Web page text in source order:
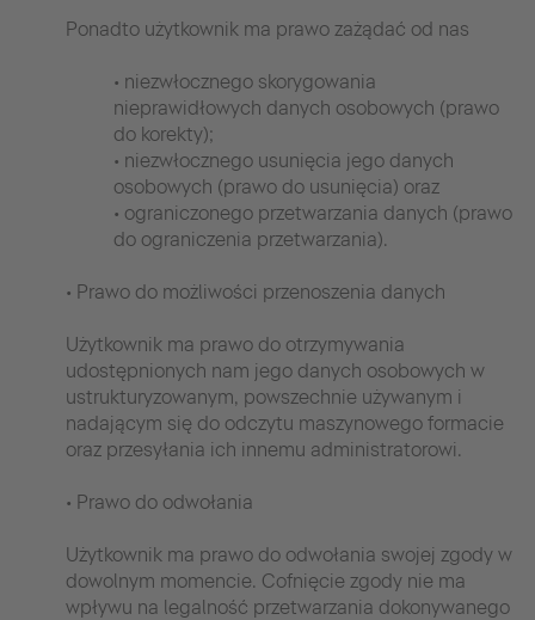
Ponadto użytkownik ma prawo zażądać od nas
• niezwłocznego skorygowania
nieprawidłowych danych osobowych (prawo
do korekty);
• niezwłocznego usunięcia jego danych
osobowych (prawo do usunięcia) oraz
• ograniczonego przetwarzania danych (prawo
do ograniczenia przetwarzania).
• Prawo do możliwości przenoszenia danych
Użytkownik ma prawo do otrzymywania
udostępnionych nam jego danych osobowych w
ustrukturyzowanym, powszechnie używanym i
nadającym się do odczytu maszynowego formacie
oraz przesyłania ich innemu administratorowi.
• Prawo do odwołania
Użytkownik ma prawo do odwołania swojej zgody w
dowolnym momencie. Cofnięcie zgody nie ma
wpływu na legalność przetwarzania dokonywanego